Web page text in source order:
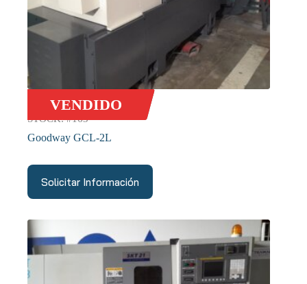
VENDIDO
STOCK: #163
Goodway GCL-2L
Solicitar Información